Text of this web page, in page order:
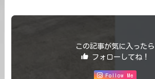
この記事が気に入ったら
フォローしてね！
Follow Me